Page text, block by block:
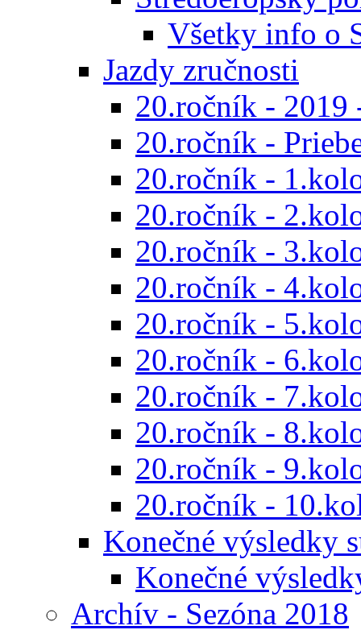
Všetky info o
Jazdy zručnosti
20.ročník - 2019
20.ročník -
20.ročník -
20.ročník -
20.ročník -
20.ročník -
20.ročník -
20.ročník -
20.ročník -
20.ročník -
20.ročník -
20.ročník -
Konečné výsledky
Konečné
Archív - Sezóna 2018